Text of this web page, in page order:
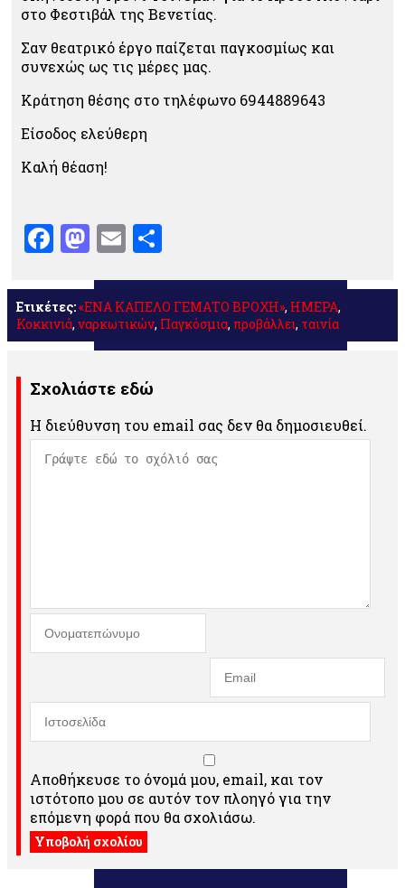
στο Φεστιβάλ της Βενετίας.
Σαν θεατρικό έργο παίζεται παγκοσμίως και
συνεχώς ως τις μέρες μας.
Κράτηση θέσης στο τηλέφωνο 6944889643
Είσοδος ελεύθερη
Καλή θέαση!
Facebook
Mastodon
Email
Ετικέτες:«ΕΝΑ ΚΑΠΕΛΟ ΓΕΜΑΤΟ ΒΡΟΧΗ», ΗΜΕΡΑ,
Κοκκινιά, ναρκωτικών, Παγκόσμια, προβάλλει, ταινία
Σχολιάστε εδώ
Η διεύθυνση του email σας δεν θα δημοσιευθεί.
Αποθήκευσε το όνομά μου, email, και τον
ιστότοπο μου σε αυτόν τον πλοηγό για την
επόμενη φορά που θα σχολιάσω.